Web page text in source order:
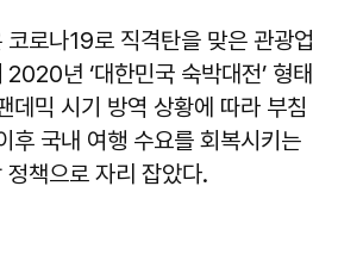
로나19로 직격탄을 맞은 관광업
년 ‘대한민국 숙박대전’ 형태
데믹 시기 방역 상황에 따라 부침
후 국내 여행 수요를 회복시키는
책으로 자리 잡았다.